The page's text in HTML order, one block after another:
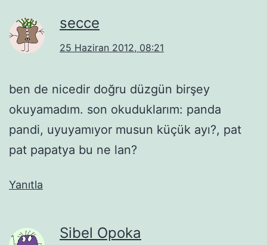
secce
25 Haziran 2012, 08:21
ben de nicedir doğru düzgün birşey
okuyamadım. son okuduklarım: panda
pandi, uyuyamıyor musun küçük ayı?, pat
pat papatya bu ne lan?
Yanıtla
Sibel Opoka